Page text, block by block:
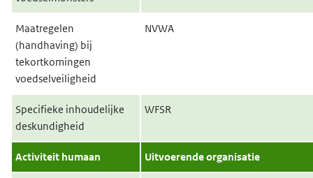
Maatregelen
(handhaving) bij
tekortkomingen
voedselveiligheid
NVWA
Specifieke inhoudelijke
deskundigheid
WFSR
Activiteit humaan Uitvoerende organisatie